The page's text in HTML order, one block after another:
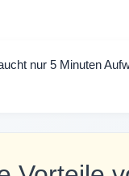
nur 5 Minuten